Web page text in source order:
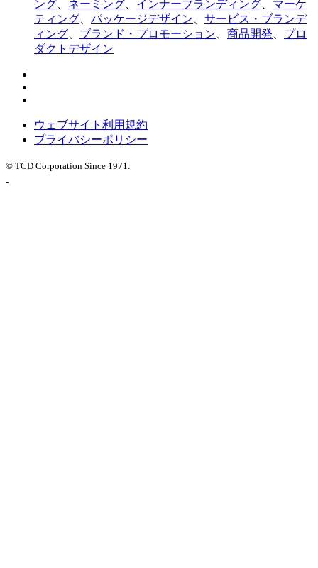
ング、 ネーミング、 インナーブランディング、 マーケ
ティング、 パッケージデザイン、 サービス・ブランデ
ィング、 ブランド・プロモーション、 商品開発、 プロ
ダクトデザイン
ウェブサイト利用規約
プライバシーポリシー
© TCD Corporation Since 1971.